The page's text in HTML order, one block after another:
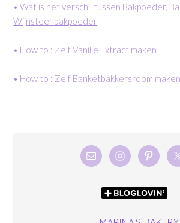
• Wat is het verschil tussen Bakpoeder,
Wijnsteenbakpoeder
• How to : Zelf Vanille Extract maken
• How to : Zelf Banketbakkersroom maken